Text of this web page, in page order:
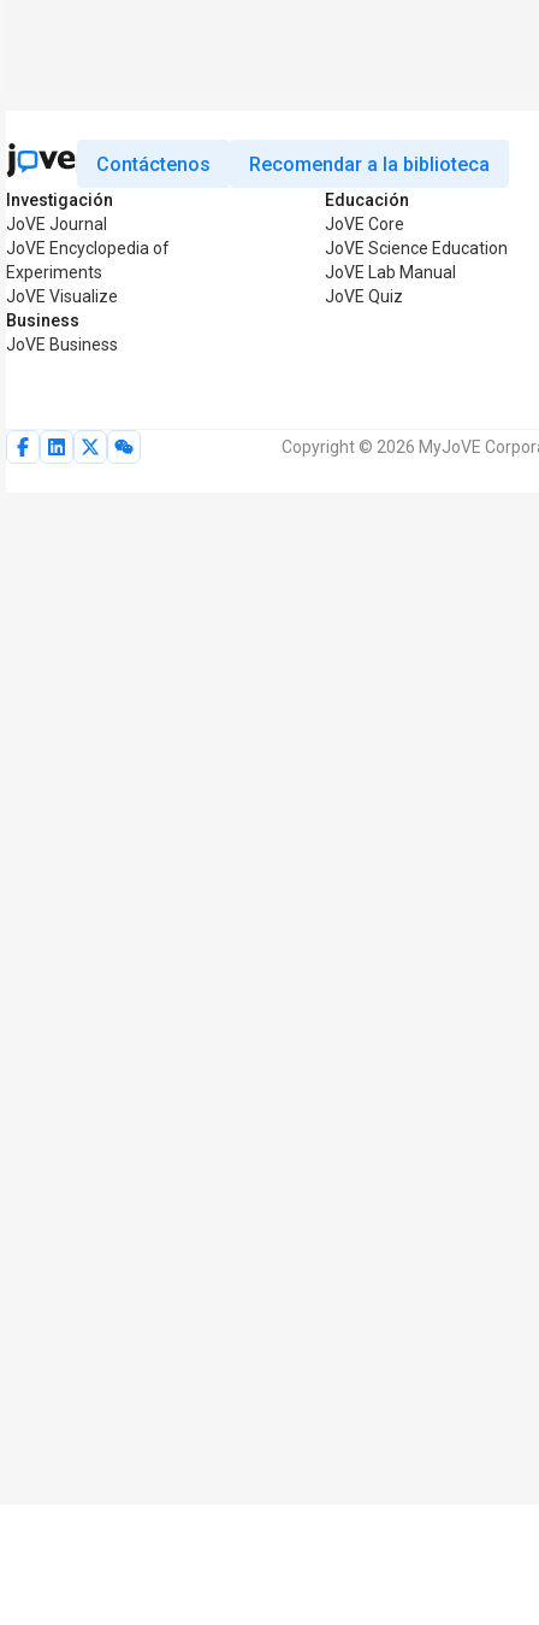
Contáctenos Recomendar a la biblioteca
Investigación
JoVE Journal
JoVE Encyclopedia of
Experiments
JoVE Visualize
Business
JoVE Business
Educación
JoVE Core
JoVE Science Education
JoVE Lab Manual
JoVE Quiz
Copyright © 2026 MyJoVE